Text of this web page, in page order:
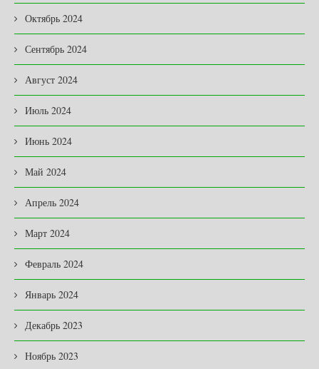
Октябрь 2024
Сентябрь 2024
Август 2024
Июль 2024
Июнь 2024
Май 2024
Апрель 2024
Март 2024
Февраль 2024
Январь 2024
Декабрь 2023
Ноябрь 2023